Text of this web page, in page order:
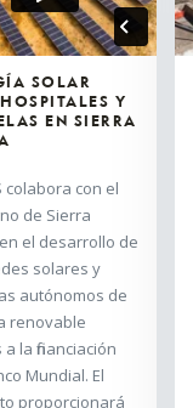
SOLAR
Y
EN SIERRA
colabora con el
de Sierra
el desarrollo de
solares y
autónomos de
renovable
a la financiación
Mundial. El
proporcionará